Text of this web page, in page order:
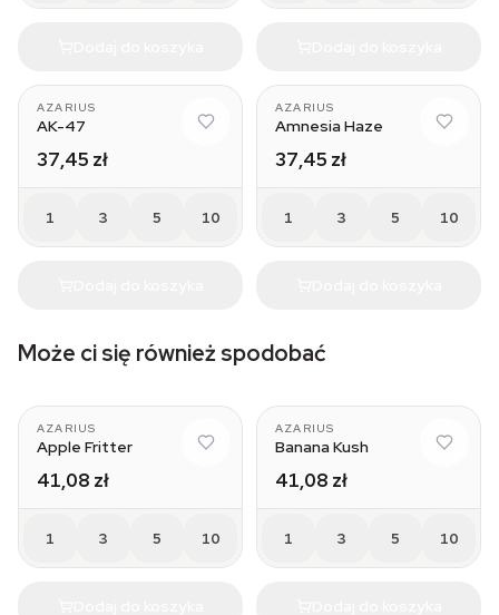
AZARIUS
AK-47
37,45 zł
1 3 5 10
AZARIUS
Amnesia Haze
37,45 zł
1 3 5 10
Może ci się również spodobać
AZARIUS
Apple Fritter
41,08 zł
1 3 5 10
AZARIUS
Banana Kush
41,08 zł
1 3 5 10